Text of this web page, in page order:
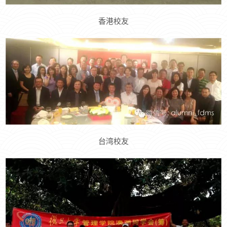
香港校友
台湾校友